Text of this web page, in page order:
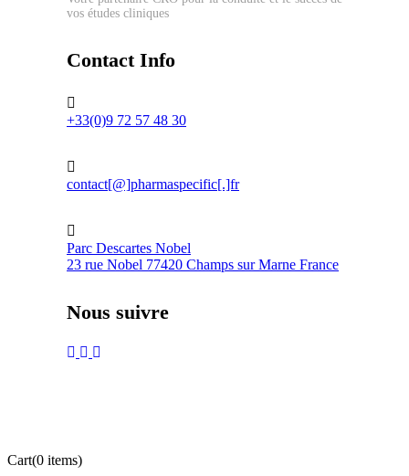
vos études cliniques
Contact Info
+33(0)9 72 57 48 30
contact[@]pharmaspecific[.]fr
Parc Descartes Nobel
23 rue Nobel 77420 Champs sur Marne France
Nous suivre
Cart(0 items)